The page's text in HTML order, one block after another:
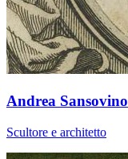
Andrea Sansovino
Scultore e architetto